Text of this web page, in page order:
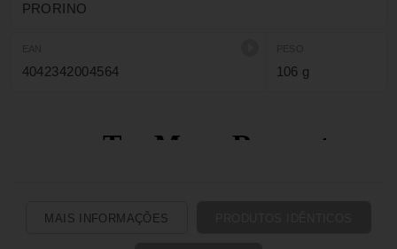
PRORINO
4042342004564 106 g
MAIS INFORMAÇÕES